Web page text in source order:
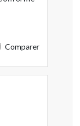
Comparer